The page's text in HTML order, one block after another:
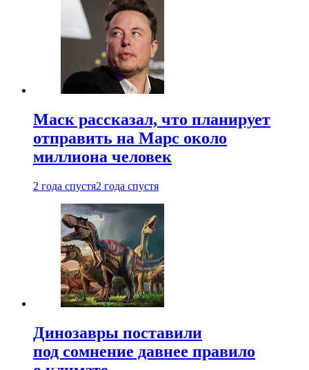
Маск рассказал, что планирует
отправить на Марс около
миллиона человек
2 года спустя2 года спустя
Динозавры поставили
под сомнение давнее правило